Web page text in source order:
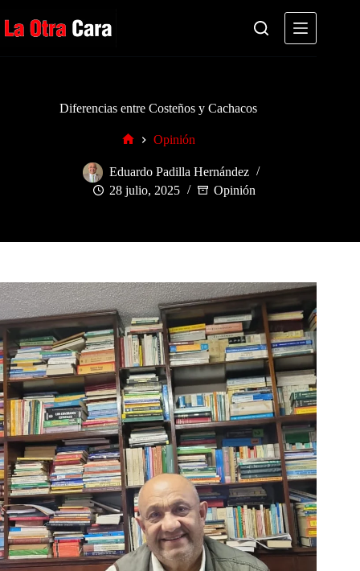
al
contenido
Diferencias entre Costeños y Cachacos
Opinión
Eduardo Padilla Hernández
28 julio, 2025
Opinión